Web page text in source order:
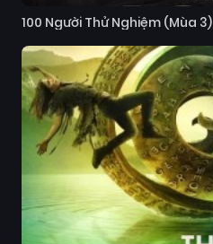
100 Người Thử Nghiệm (Mùa 3)